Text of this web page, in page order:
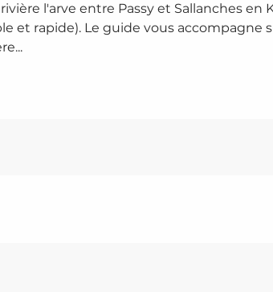
l'arve entre Passy et Sallanches en
et rapide). Le guide vous accompagne